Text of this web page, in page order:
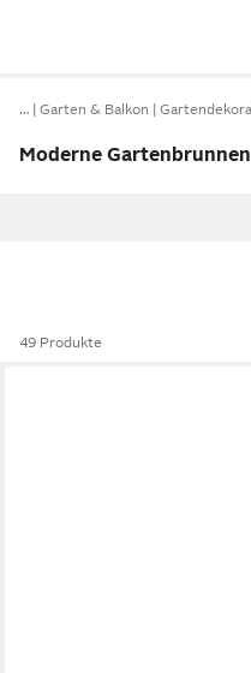
… Garten & Balkon
Moderne Gartenbrunnen
49 Produkte